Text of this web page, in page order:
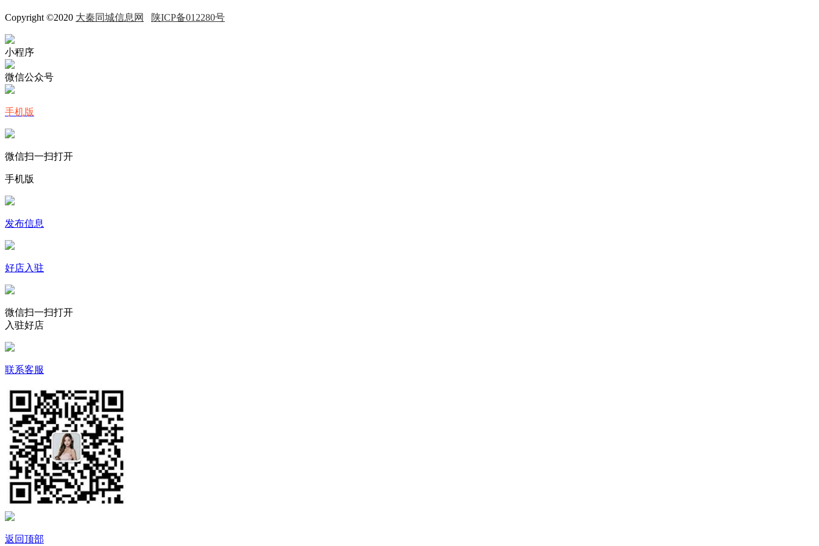
Copyright ©2020 大秦同城信息网 陕ICP备012280号
小程序
微信公众号
手机版
微信扫一扫打开
手机版
发布信息
好店入驻
微信扫一扫打开
入驻好店
联系客服
返回顶部